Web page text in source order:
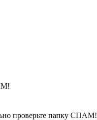
проверьте папку СПАМ!